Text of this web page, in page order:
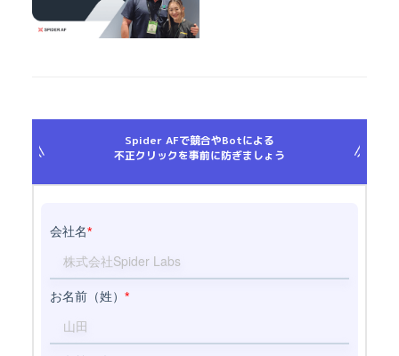
Spider AFで競合やBotによる
不正クリックを事前に防ぎましょう